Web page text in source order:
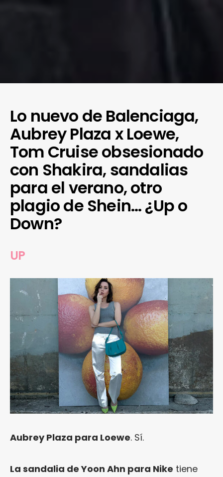
Lo nuevo de Balenciaga,
Aubrey Plaza x Loewe,
Tom Cruise obsesionado
con Shakira, sandalias
para el verano, otro
plagio de Shein… ¿Up o
Down?
UP
Aubrey Plaza para Loewe. Sí.
La sandalia de Yoon Ahn para Nike tiene